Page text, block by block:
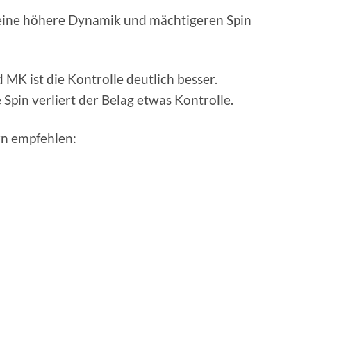
höhere Dynamik und mächtigeren Spin
ist die Kontrolle deutlich besser.
verliert der Belag etwas Kontrolle.
empfehlen: